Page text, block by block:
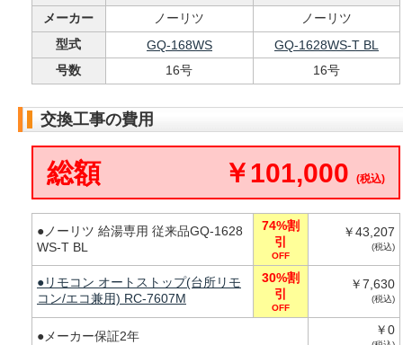
メーカー
ノーリツ
ノーリツ
型式
GQ-168WS
GQ-1628WS-T BL
号数
16号 16号
交換工事の費用
総額 ￥101,000 (税込)
●ノーリツ 給湯専用 従来品GQ-1628
WS-T BL
74%割
引
OFF
￥43,207
(税込)
●リモコン オートストップ(台所リモ
コン/エコ兼用) RC-7607M
30%割
引
OFF
￥7,630
(税込)
●メーカー保証2年 ￥0